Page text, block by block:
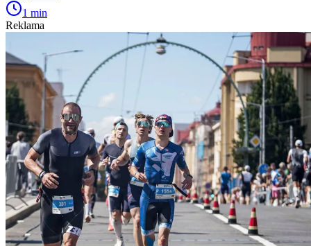
1 min
Reklama